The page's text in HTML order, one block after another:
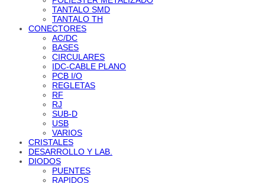
TANTALO SMD
TANTALO TH
CONECTORES
AC/DC
BASES
CIRCULARES
IDC-CABLE PLANO
PCB I/O
REGLETAS
RF
RJ
SUB-D
USB
VARIOS
CRISTALES
DESARROLLO Y LAB.
DIODOS
PUENTES
RAPIDOS